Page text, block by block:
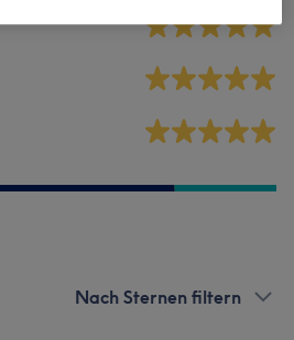
Nach Sternen filtern